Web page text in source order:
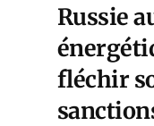
Russie
fléchir